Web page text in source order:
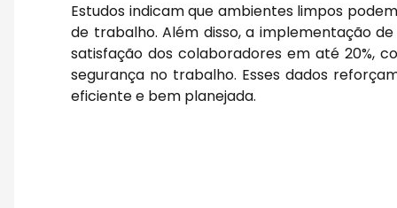
Estudos indicam que ambientes limpos
de trabalho. Além disso, a implementação
satisfação dos colaboradores em até 20%,
segurança no trabalho. Esses dados
eficiente e bem planejada.